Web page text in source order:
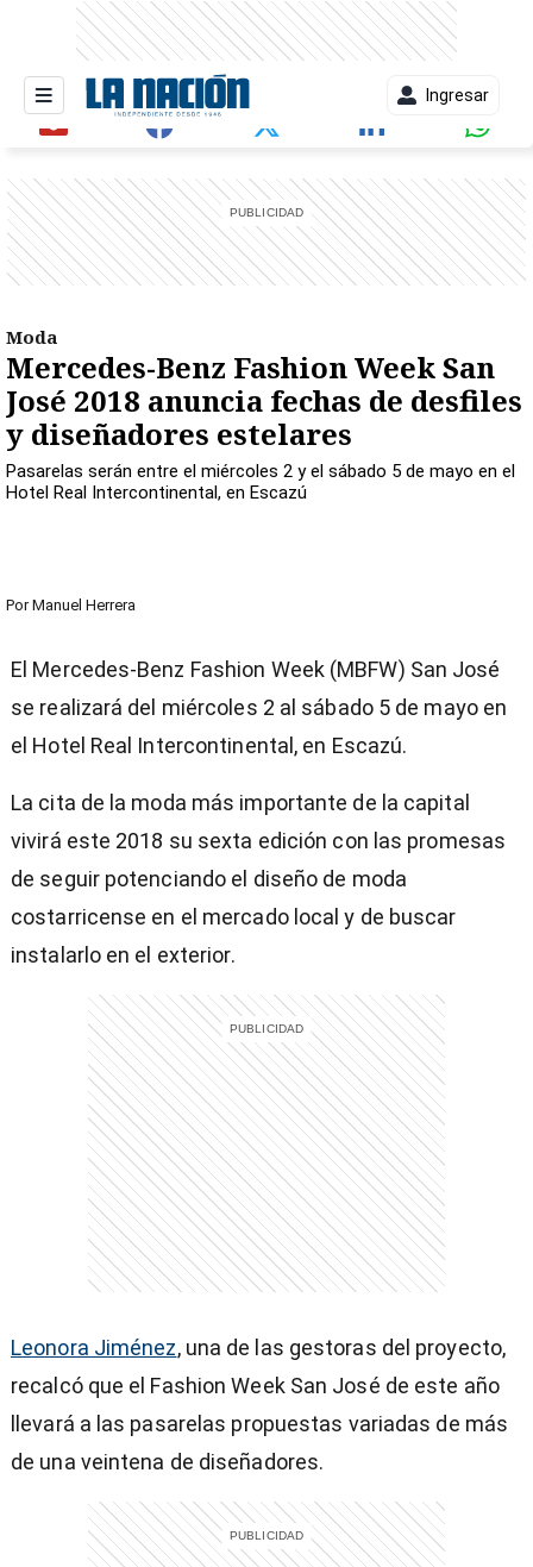
Ingresar
Moda
Mercedes-Benz Fashion Week San
José 2018 anuncia fechas de desfiles
y diseñadores estelares
Pasarelas serán entre el miércoles 2 y el sábado 5 de mayo en el
Hotel Real Intercontinental, en Escazú
Por Manuel Herrera
El Mercedes-Benz Fashion Week (MBFW) San José
se realizará del miércoles 2 al sábado 5 de mayo en
el Hotel Real Intercontinental, en Escazú.
La cita de la moda más importante de la capital
vivirá este 2018 su sexta edición con las promesas
de seguir potenciando el diseño de moda
costarricense en el mercado local y de buscar
instalarlo en el exterior.
Leonora Jiménez, una de las gestoras del proyecto,
recalcó que el Fashion Week San José de este año
llevará a las pasarelas propuestas variadas de más
de una veintena de diseñadores.